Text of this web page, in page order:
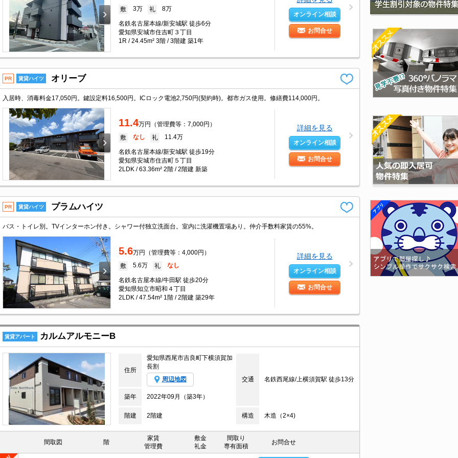
敷 3万 礼 8万
名鉄名古屋本線/新安城駅 徒歩6分
愛知県安城市住吉町３丁目
1R / 24.45m² 3階 / 3階建 築1年
オンライン相談
お問合せ
PR 賃貸ハイツ オリーブ
入居時、消毒料金17,050円。鍵設定料16,500円。ICロック電池2,750円(契約時)。都市ガス使用。修繕費114,000円。
11.4万円（管理費等：7,000円）
敷 なし 礼 11.4万
名鉄名古屋本線/新安城駅 徒歩19分
愛知県安城市住吉町５丁目
2LDK / 63.36m² 2階 / 2階建 新築
詳細を見る
オンライン相談
お問合せ
PR 賃貸ハイツ プラムハイツ
バス・トイレ別。TVインターホン付き。シャワー付独立洗面台。室内に洗濯機置場あり。仲介手数料家賃の55%。
5.6万円（管理費等：4,000円）
敷 5.6万 礼 なし
名鉄名古屋本線/牛田駅 徒歩20分
愛知県知立市昭和４丁目
2LDK / 47.54m² 1階 / 2階建 築29年
詳細を見る
オンライン相談
お問合せ
賃貸アパート カルムアルモニーB
住所
愛知県西尾市吉良町下横須賀加
長割
周辺地図 交通 名鉄西尾線/上横須賀駅 徒歩13分
築年 2022年09月（築3年）
階建 2階建 構造 木造（2×4)
間取図 階
家賃
管理費
敷金
礼金
間取り
専有面積
お問合せ